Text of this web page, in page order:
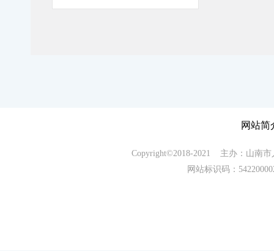
网站简
Copyright©2018-2021 主办：山南
网站标识码：